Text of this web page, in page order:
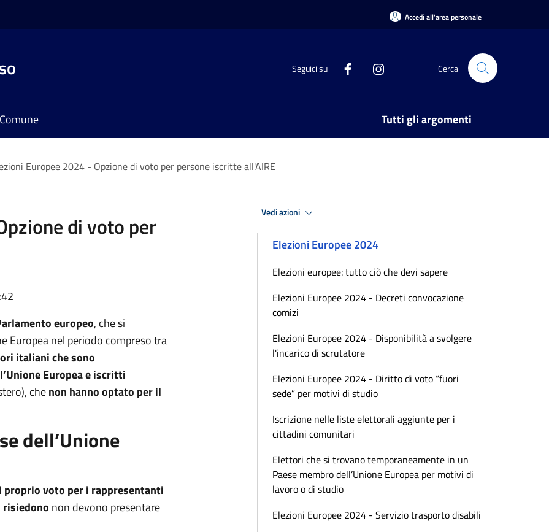
Accedi all'area personale
Seguici su Cerca
Tutti gli argomenti
Europee 2024 - Opzione di voto per persone iscritte all'AIRE
di voto per
europeo, che si
Europea nel periodo compreso tra
italiani che sono
Europea e iscritti
chenon hanno optato per il
dell’Unione
proprio voto per i rappresentanti
risiedono non devono presentare
Vedi azioni
Elezioni Europee 2024
Elezioni europee: tutto ciò che devi sapere
Elezioni Europee 2024 - Decreti convocazione
comizi
Elezioni Europee 2024 - Disponibilità a svolgere
l'incarico di scrutatore
Elezioni Europee 2024 - Diritto di voto “fuori
sede” per motivi di studio
Iscrizione nelle liste elettorali aggiunte per i
cittadini comunitari
Elettori che si trovano temporaneamente in un
Paese membro dell’Unione Europea per motivi di
lavoro o di studio
Elezioni Europee 2024 - Servizio trasporto disabili